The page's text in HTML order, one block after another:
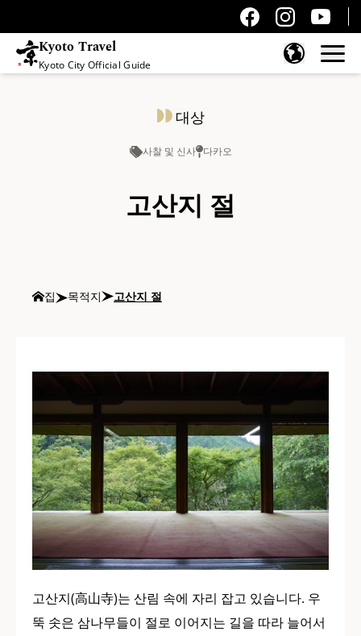
Kyoto Travel
Kyoto City Official Guide
대상
사찰 및 신사 다카오
고산지 절
집 목적지 고산지 절
고산지(高山寺)는 산림 속에 자리 잡고 있습니다. 우
뚝 솟은 삼나무들이 절로 이어지는 길을 따라 늘어서